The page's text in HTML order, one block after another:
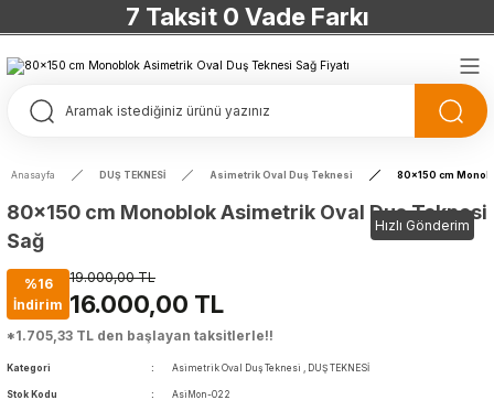
7 Taksit 0 Vade Farkı
TÜRKİYE’NİN HERYERİNE ÜCRETSİZ KARGO
TÜRKİYE’NİN HERYERİNE ÜCRETSİZ KARGO
Anasayfa DUŞ TEKNESİ Asimetrik Oval Duş Teknesi 80x150 cm
Hızlı Gönderim
80x150 cm Monoblok Asimetrik Oval Duş Teknesi
Sağ
%16
İndirim
19.000,00 TL
16.000,00 TL
*1.705,33 TL den başlayan taksitlerle!!
Kategori Asimetrik Oval Duş Teknesi , DUŞ TEKNESİ
Stok Kodu AsiMon-022